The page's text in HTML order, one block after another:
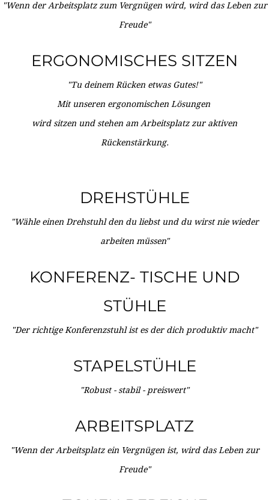
"Wenn der Arbeitsplatz zum Vergnügen wird, wird das Leben zur
Freude"
ERGONOMISCHES SITZEN
"Tu deinem Rücken etwas Gutes!"
Mit unseren ergonomischen Lösungen
wird sitzen und stehen am Arbeitsplatz zur aktiven
Rückenstärkung.
DREHSTÜHLE
"Wähle einen Drehstuhl den du liebst und du wirst nie wieder
arbeiten müssen"
KONFERENZ- TISCHE UND
STÜHLE
"Der richtige Konferenzstuhl ist es der dich produktiv macht"
STAPELSTÜHLE
"Robust - stabil - preiswert"
ARBEITSPLATZ
"Wenn der Arbeitsplatz ein Vergnügen ist, wird das Leben zur
Freude"